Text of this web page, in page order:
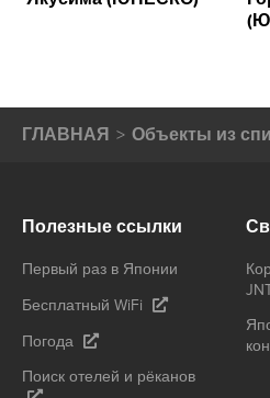
ГЛАВНАЯ Объекты из
Полезные ссылки
Первый раз в Японии
Бесплатный WiFi
Погода
Поиск отелей и рёканов